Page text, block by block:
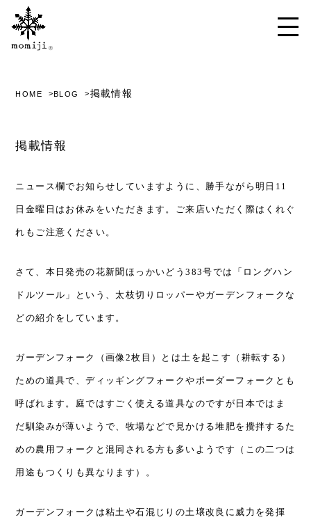
HOME BLOG 掲載情報
掲載情報
ニュース欄でお知らせしていますように、勝手ながら明日 11
日金曜日はお休みをいただきます。ご来店いただく際はくれぐ
れもご注意ください。
さて、本日発売の花新聞ほっかいどう383号では「ロングハン
ドルツール」という、太枝切りロッパーやガーデンフォークな
どの紹介をしています。
ガーデンフォーク（画像2枚目）とは土を起こす（耕転する）
ための道具で、ディッギングフォークやボーダーフォークとも
呼ばれます。 庭ではすごく使える道具なのですが日本ではま
だ馴染みが薄いようで、牧場などで見かける堆肥を攪拌するた
めの農用フォークと混同される方も多いようです（この二つは
用途もつくりも異なります）。
ガーデンフォークは粘土や石混じりの土壌改良に威力を発揮